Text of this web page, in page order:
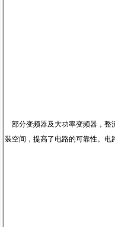
部分变频器及大功率变频器，整
装空间，提高了电路的可靠性。电